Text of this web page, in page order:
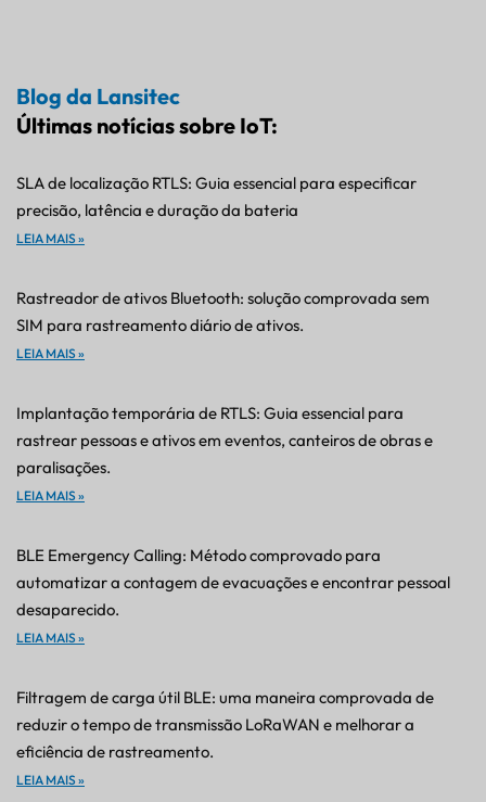
Blog da Lansitec
Últimas notícias sobre IoT:
SLA de localização RTLS: Guia essencial para especificar
precisão, latência e duração da bateria
LEIA MAIS »
Rastreador de ativos Bluetooth: solução comprovada sem
SIM para rastreamento diário de ativos.
LEIA MAIS »
Implantação temporária de RTLS: Guia essencial para
rastrear pessoas e ativos em eventos, canteiros de obras e
paralisações.
LEIA MAIS »
BLE Emergency Calling: Método comprovado para
automatizar a contagem de evacuações e encontrar pessoal
desaparecido.
LEIA MAIS »
Filtragem de carga útil BLE: uma maneira comprovada de
reduzir o tempo de transmissão LoRaWAN e melhorar a
eficiência de rastreamento.
LEIA MAIS »